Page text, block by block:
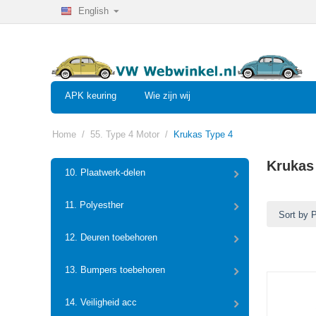
English
APK keuring Wie zijn wij
Home / 55. Type 4 Motor / Krukas Type 4
10. Plaatwerk-delen
11. Polyesther
12. Deuren toebehoren
13. Bumpers toebehoren
14. Veiligheid acc
Sort by